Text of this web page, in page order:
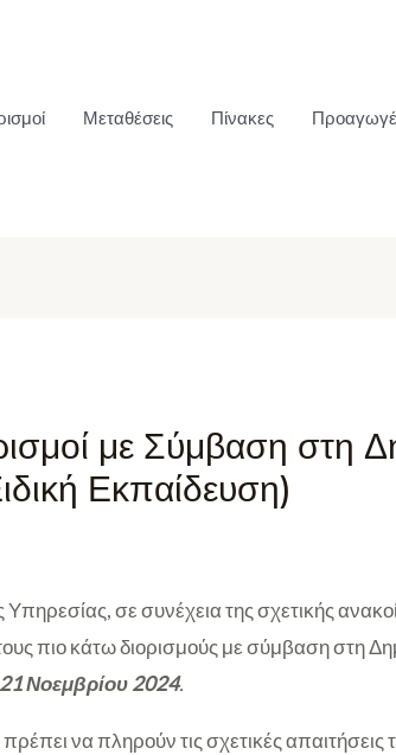
Μεταθέσεις Πίνακες
με Σύμβαση στη
Εκπαίδευση)
σε συνέχεια της σχετικής
πιο κάτω διορισμούς με σύμβαση στη
21 Νοεμβρίου 2024.
πρέπει να πληρούν τις σχετικές